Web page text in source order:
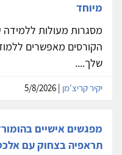
מיוחד
מסגרות מעולות ללמידה
הקורסים מאפשרים
שלך....
יקיר קריצ'מן
מפגשים אישיים
תראפיה בצחוק עם